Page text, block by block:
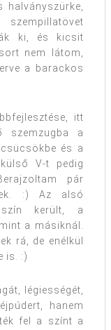
halványszürke,
ki, és kicsit
nem látom,
a barackos
itt
szemzugba a
és a
V-t pedig
pár
:) Az alsó
került, a
a másiknál.
rá, de enélkül
is. :)
légiességét,
hanem
fel a színt a